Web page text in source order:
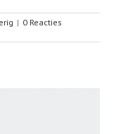
| 0 Reacties